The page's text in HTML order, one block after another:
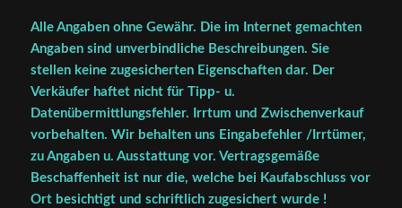
Alle Angaben ohne Gewähr. Die im Internet gemachten
Angaben sind unverbindliche Beschreibungen. Sie
stellen keine zugesicherten Eigenschaften dar. Der
Verkäufer haftet nicht für Tipp- u.
Datenübermittlungsfehler. Irrtum und Zwischenverkauf
vorbehalten. Wir behalten uns Eingabefehler /Irrtümer,
zu Angaben u. Ausstattung vor. Vertragsgemäße
Beschaffenheit ist nur die, welche bei Kaufabschluss vor
Ort besichtigt und schriftlich zugesichert wurde !